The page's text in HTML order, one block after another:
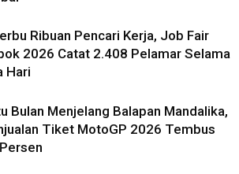
Ribuan Pencari Kerja, Job Fair
2026 Catat 2.408 Pelamar Selama
Hari
Bulan Menjelang Balapan Mandalika,
Tiket MotoGP 2026 Tembus